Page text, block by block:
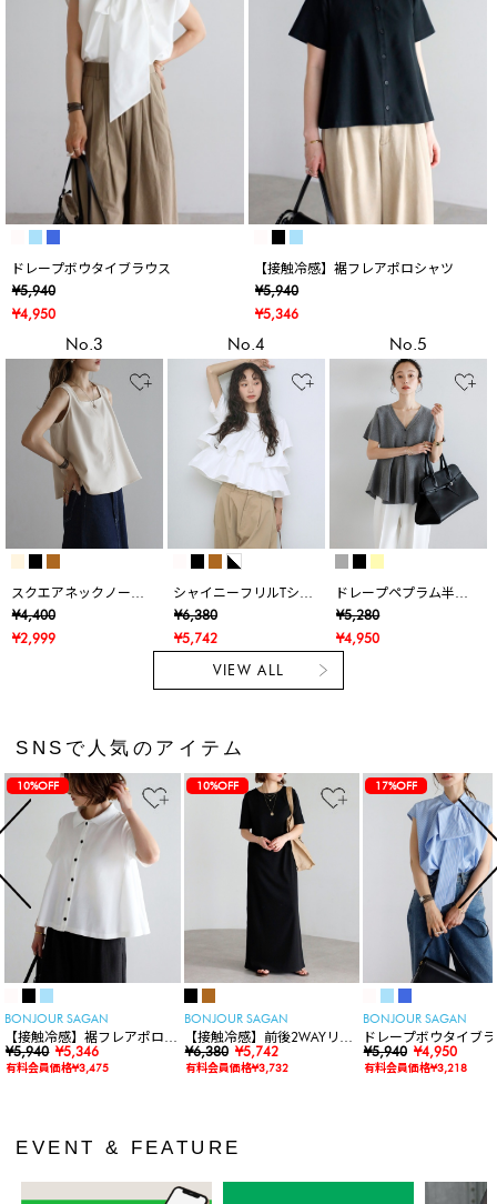
ドレープボウタイブラウス
¥5,940
¥4,950
【接触冷感】裾フレアポロシャツ
¥5,940
¥5,346
No.3
スクエアネックノース
リブラウス
¥4,400
¥2,999
No.4
シャイニーフリルTシャ
ツ
¥6,380
¥5,742
No.5
ドレープペプラム半袖
ニットカーデ
¥5,280
¥4,950
VIEW ALL
SNSで人気のアイテム
10%OFF
BONJOUR SAGAN
【接触冷感】裾フレアポロシ
ャツ
¥5,940 ¥5,346
有料会員価格¥3,475
10%OFF
BONJOUR SAGAN
【接触冷感】前後2WAYリブ
カットワンピース
¥6,380 ¥5,742
有料会員価格¥3,732
17%OFF
BONJOUR SAGAN
ドレープボウタイブ
ス
¥5,940 ¥4,950
有料会員価格¥3,218
EVENT & FEATURE